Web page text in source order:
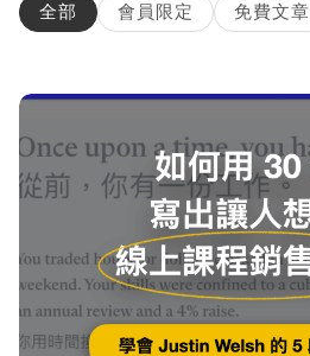
使用思維
AI 職場應用｜上班族的 AI 學
習術
AI 職場應用｜NotebookLM
職場工作復盤術
全部 會員限定 免費文章